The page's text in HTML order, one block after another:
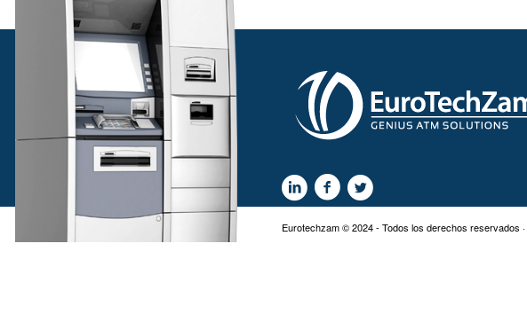
Eurotechzam © 2024 - Todos los derechos reservados ·